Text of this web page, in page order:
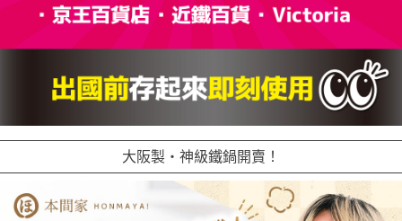
大阪製・神級鐵鍋開賣！